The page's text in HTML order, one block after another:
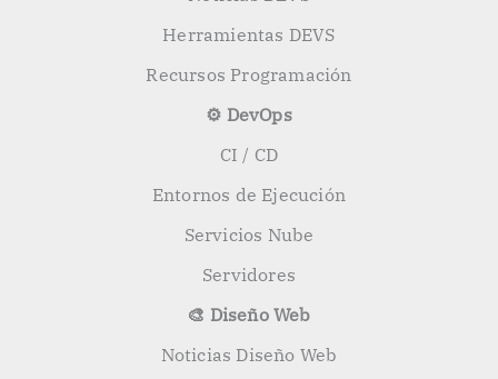
Herramientas DEVS
Recursos Programación
⚙️ DevOps
CI / CD
Entornos de Ejecución
Servicios Nube
Servidores
🎨 Diseño Web
Noticias Diseño Web